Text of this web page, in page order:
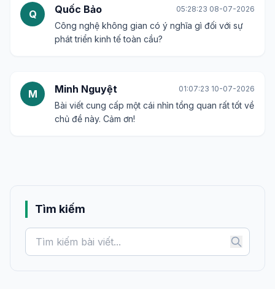
Q Quốc Bảo 05:28:23 08-07-2026
Công nghệ không gian có ý nghĩa gì đối với sự
phát triển kinh tế toàn cầu?
M Minh Nguyệt 01:07:23 10-07-2026
Bài viết cung cấp một cái nhìn tổng quan rất tốt về
chủ đề này. Cảm ơn!
Tìm kiếm